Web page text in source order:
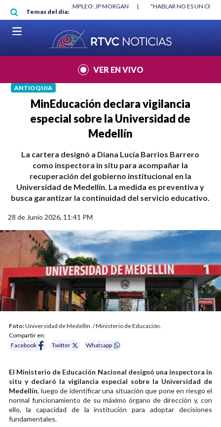
Pasar al contenido principal
Temas del día:
"HABLAR NO ES UN CRIMEN": CARTA DE BETO CORAL |
VER EN VIVO
ANTIOQUIA
MinEducación declara vigilancia
especial sobre la Universidad de
Medellín
La cartera designó a Diana Lucía Barrios Barrero
como inspectora in situ para acompañar la
recuperación del gobierno institucional en la
Universidad de Medellín. La medida es preventiva y
busca garantizar la continuidad del servicio educativo.
28 de Junio 2026, 11:41 PM
Foto:Universidad de Medellín. / Ministerio de Educación.
Compartir en:
Facebook
Twitter Whatsapp
El Ministerio de Educación Nacional designó una inspectora in
situ y declaró la vigilancia especial sobre la Universidad de
Medellín, luego de identificar una situación que pone en riesgo el
normal funcionamiento de su máximo órgano de dirección y, con
ello, la capacidad de la institución para adoptar decisiones
fundamentales.